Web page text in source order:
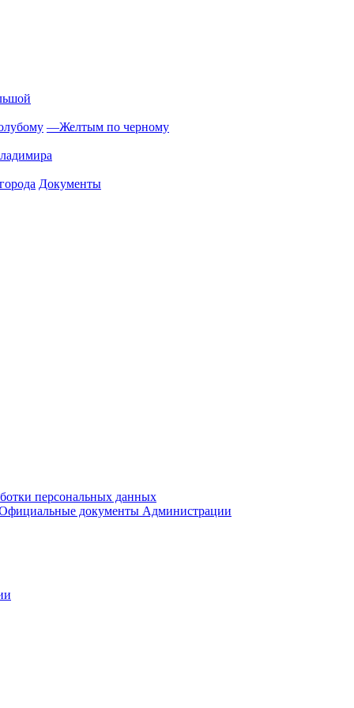
—Желтым по черному
Документы
персональных данных
документы Администрации